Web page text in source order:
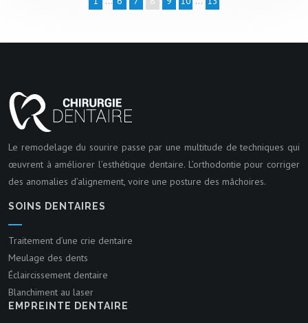
Le remodelage du sourire passe par une multitude de techniques qui
œuvrent à améliorer l’esthétique dentaire. L’orthodontie pour corriger
des anomalies d’alignement, voire une posture des mâchoires.
SOINS DENTAIRES
Traitement d’une crie dentaire
Meulage des dents
Éclaircissement dentaire
Blanchiment au laser
EMPREINTE DENTAIRE